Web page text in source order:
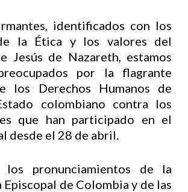
identificados con los
la Ética y los valores del
Jesús de Nazareth, estamos
por la flagrante
los Derechos Humanos de
colombiano contra los
que han participado en el
desde el 28 de abril.
los pronunciamientos de la
de Colombia y de las